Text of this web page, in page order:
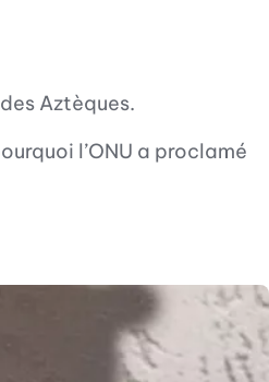
Aztèques.
l’ONU a proclamé